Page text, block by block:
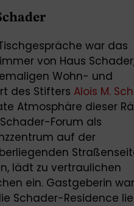
war das
von Haus
Wohn- und
des Stifters Alois M.
Atmosphäre dieser
Forum als
auf der
lädt zu vertraulichen
ein. Gastgeberin
Schader-Residence